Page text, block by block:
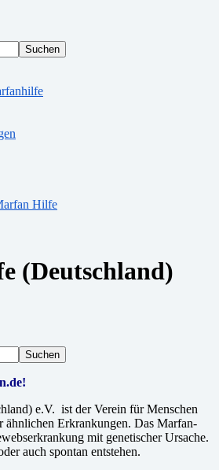
Suchen
Hilfe
(Deutschland)
Suchen
e.V. ist der Verein für Menschen
ähnlichen Erkrankungen. Das Marfan-
mit genetischer Ursache.
auch spontan entstehen.